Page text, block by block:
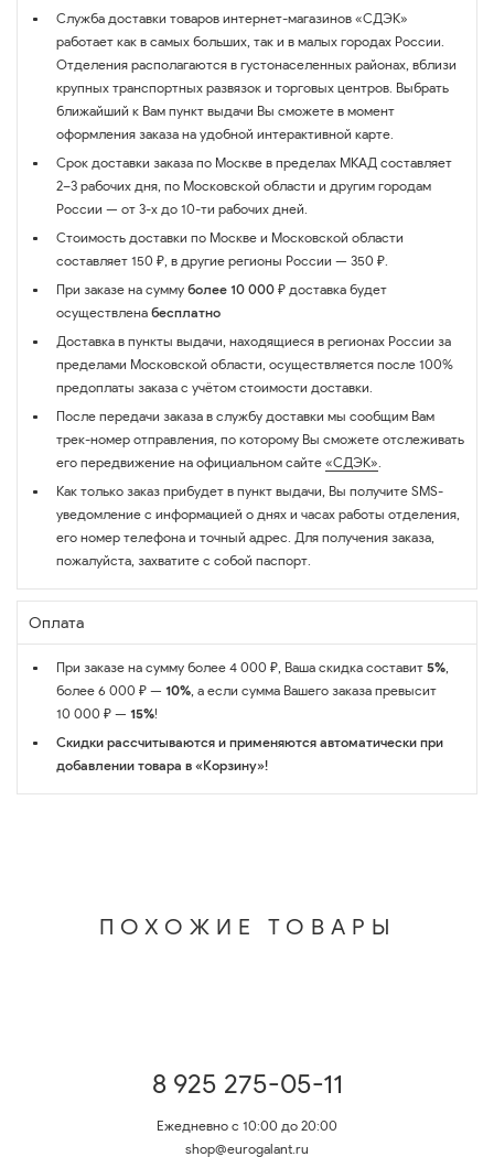
Служба доставки товаров интернет-магазинов «СДЭК»
работает как в самых больших, так и в малых городах России.
Отделения располагаются в густонаселенных районах, вблизи
крупных транспортных развязок и торговых центров. Выбрать
ближайший к Вам пункт выдачи Вы сможете в момент
оформления заказа на удобной интерактивной карте.
Срок доставки заказа по Москве в пределах МКАД составляет
2–3 рабочих дня, по Московской области и другим городам
России — от 3-х до 10-ти рабочих дней.
Стоимость доставки по Москве и Московской области
составляет 150 ₽, в другие регионы России — 350 ₽.
При заказе на сумму более 10 000 ₽ доставка будет
осуществлена бесплатно
Доставка в пункты выдачи, находящиеся в регионах России за
пределами Московской области, осуществляется после 100%
предоплаты заказа с учётом стоимости доставки.
После передачи заказа в службу доставки мы сообщим Вам
трек-номер отправления, по которому Вы сможете отслеживать
его передвижение на официальном сайте «СДЭК».
Как только заказ прибудет в пункт выдачи, Вы получите SMS-
уведомление с информацией о днях и часах работы отделения,
его номер телефона и точный адрес. Для получения заказа,
пожалуйста, захватите с собой паспорт.
Оплата
При заказе на сумму более 4 000 ₽, Ваша скидка составит 5%,
более 6 000 ₽ — 10%, а если сумма Вашего заказа превысит
10 000 ₽ — 15%!
Скидки рассчитываются и применяются автоматически при
добавлении товара в «Корзину»!
ПОХОЖИЕ ТОВАРЫ
8 925 275-05-11
Ежедневно с 10:00 до 20:00
shop@eurogalant.ru